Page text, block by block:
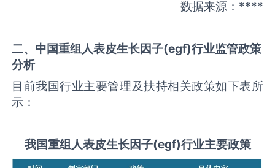
数据来源：****
二、中国重组人表皮生长因子(egf)行业监管政策
分析
目前我国行业主要管理及扶持相关政策如下表所
示：
我国重组人表皮生长因子(egf)行业主要政策